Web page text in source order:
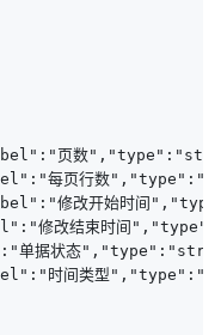
页数
每页行数
修改开始时间
修改结束时间
单据状态
时间类型